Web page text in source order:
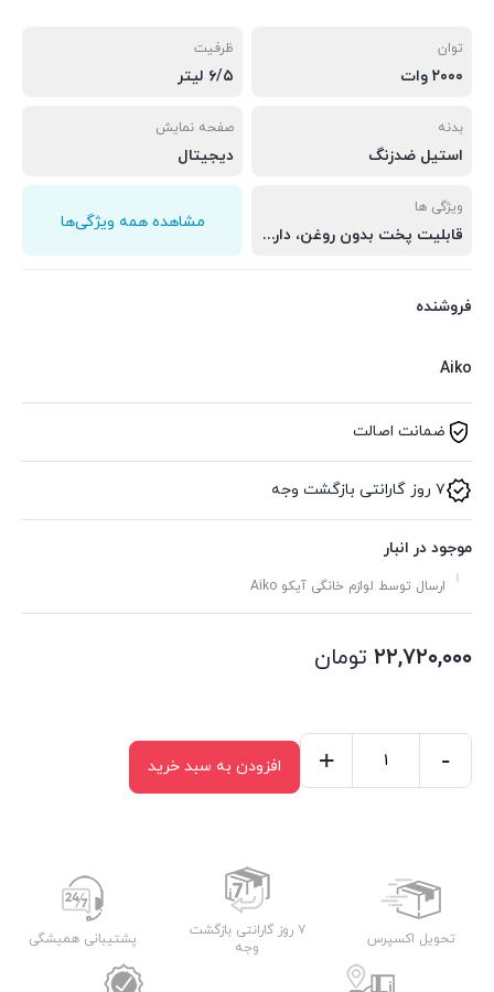
توان
۲۰۰۰ وات
ظرفیت
۶/۵ لیتر
بدنه
استیل ضدزنگ
صفحه نمایش
دیجیتال
ویژگی ها
قابلیت پخت بدون روغن، دارای ۱۲ عملکرد آماده پخت و‌پز، دارای فیلتر چربی و بو غذا
مشاهده همه ویژگی‌ها
فروشنده
Aiko
ضمانت اصالت
۷ روز گارانتی بازگشت وجه
موجود در انبار
ارسال توسط لوازم خانگی آیکو Aiko
۲۲,۷۲۰,۰۰۰ تومان
AK621FR
-
+ افزودن به سبد خرید
تحویل اکسپرس
۷ روز گارانتی بازگشت
وجه
پشتیبانی همیشگی